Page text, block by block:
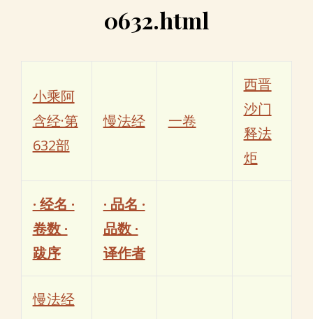
0632.html
小乘阿
含经·第
632部
慢法经 一卷
西晋
沙门
释法
炬
· 经名 ·
卷数 ·
跋序
· 品名 ·
品数 ·
译作者
慢法经